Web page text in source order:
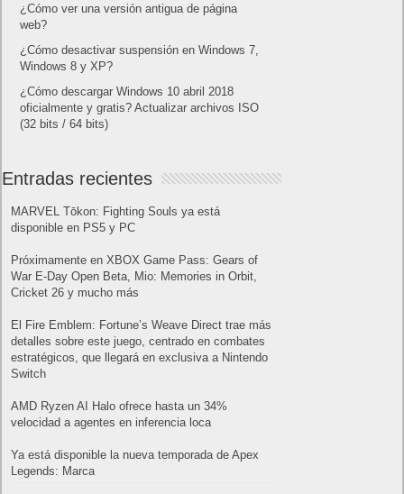
¿Cómo ver una versión antigua de página
web?
¿Cómo desactivar suspensión en Windows 7,
Windows 8 y XP?
¿Cómo descargar Windows 10 abril 2018
oficialmente y gratis? Actualizar archivos ISO
(32 bits / 64 bits)
Entradas recientes
MARVEL Tōkon: Fighting Souls ya está
disponible en PS5 y PC
Próximamente en XBOX Game Pass: Gears of
War E-Day Open Beta, Mio: Memories in Orbit,
Cricket 26 y mucho más
El Fire Emblem: Fortune’s Weave Direct trae más
detalles sobre este juego, centrado en combates
estratégicos, que llegará en exclusiva a Nintendo
Switch
AMD Ryzen AI Halo ofrece hasta un 34%
velocidad a agentes en inferencia loca
Ya está disponible la nueva temporada de Apex
Legends: Marca